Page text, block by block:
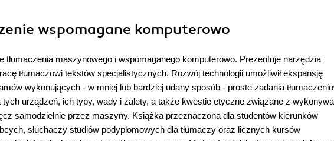
wspomagane komputerowo
tłumaczenia maszynowego i wspomaganego komputerowo. Prezentuje narzędzia
tłumaczowi tekstów specjalistycznych. Rozwój technologii umożliwił ekspansję
wykonujących - w mniej lub bardziej udany sposób - proste zadania
urządzeń, ich typy, wady i zalety, a także kwestie etyczne związane z
samodzielnie przez maszyny. Książka przeznaczona dla studentów kierunków
słuchaczy studiów podyplomowych dla tłumaczy oraz licznych kursów